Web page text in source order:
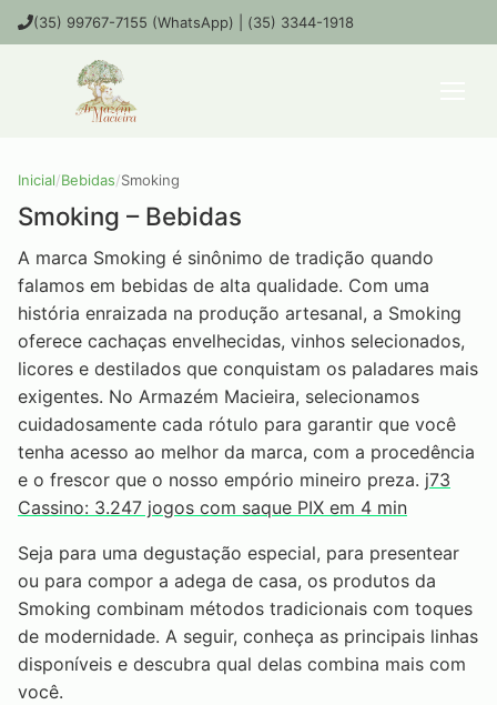
(35) 99767-7155 (WhatsApp) | (35) 3344-1918
Inicial/Bebidas/Smoking
Smoking – Bebidas
A marca Smoking é sinônimo de tradição quando
falamos em bebidas de alta qualidade. Com uma
história enraizada na produção artesanal, a Smoking
oferece cachaças envelhecidas, vinhos selecionados,
licores e destilados que conquistam os paladares mais
exigentes. No Armazém Macieira, selecionamos
cuidadosamente cada rótulo para garantir que você
tenha acesso ao melhor da marca, com a procedência
e o frescor que o nosso empório mineiro preza. j73
Cassino: 3.247 jogos com saque PIX em 4 min
Seja para uma degustação especial, para presentear
ou para compor a adega de casa, os produtos da
Smoking combinam métodos tradicionais com toques
de modernidade. A seguir, conheça as principais linhas
disponíveis e descubra qual delas combina mais com
você.